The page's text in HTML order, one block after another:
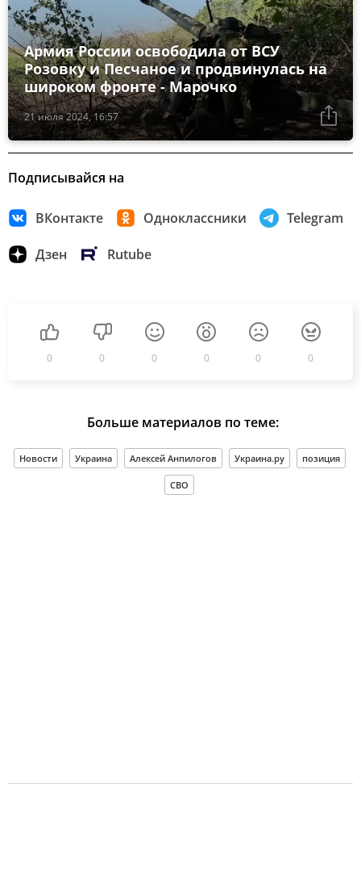
21 июля 2024, 16:57
Армия России освободила от ВСУ
Розовку и Песчаное и продвинулась на
широком фронте - Марочко
Подписывайся на
ВКонтакте Одноклассники Telegram
Дзен Rutube
0 0 0 0 0 0
Больше материалов по теме:
Новости Украина Алексей Анпилогов Украина.ру позиция
СВО